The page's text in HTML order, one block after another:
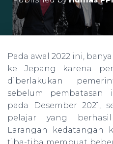
Pada awal 2022 ini,
ke Jepang karena
diberlakukan
sebelum
pada Desember 2021,
pelajar yang
Larangan kedatangan